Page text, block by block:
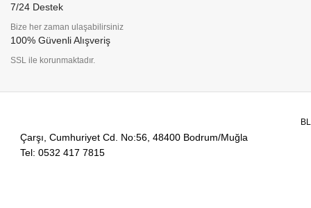
7/24 Destek
Bize her zaman ulaşabilirsiniz
100% Güvenli Alışveriş
SSL ile korunmaktadır.
Çarşı, Cumhuriyet Cd. No:56, 48400 Bodrum/Muğla
Tel: 0532 417 7815